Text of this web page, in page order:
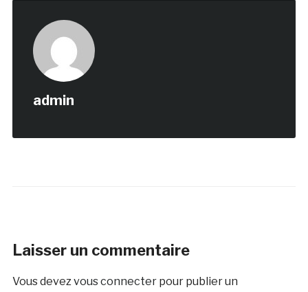
admin
Laisser un commentaire
Vous devezvous connecterpour publier un